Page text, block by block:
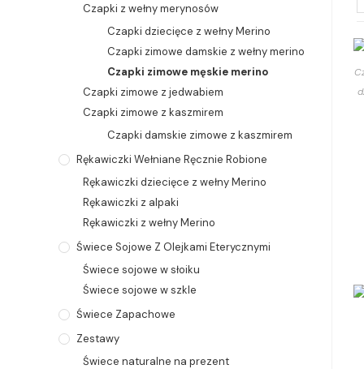
Czapki z wełny merynosów
Czapki dziecięce z wełny Merino
Czapki zimowe damskie z wełny merino
Czapki zimowe męskie merino
Czapki zimowe z jedwabiem
Czapki zimowe z kaszmirem
Czapki damskie zimowe z kaszmirem
Rękawiczki Wełniane Ręcznie Robione
Rękawiczki dziecięce z wełny Merino
Rękawiczki z alpaki
Rękawiczki z wełny Merino
Świece Sojowe Z Olejkami Eterycznymi
Świece sojowe w słoiku
Świece sojowe w szkle
Świece Zapachowe
Zestawy
Świece naturalne na prezent